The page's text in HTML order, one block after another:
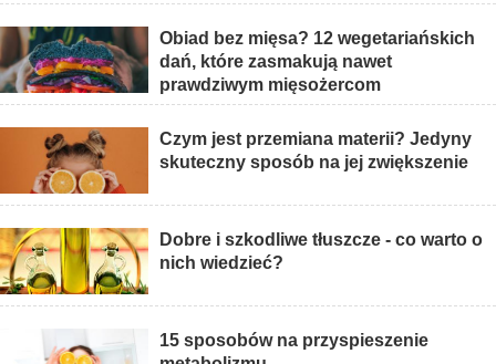
Obiad bez mięsa? 12 wegetariańskich
dań, które zasmakują nawet
prawdziwym mięsożercom
Czym jest przemiana materii? Jedyny
skuteczny sposób na jej zwiększenie
Dobre i szkodliwe tłuszcze - co warto o
nich wiedzieć?
15 sposobów na przyspieszenie